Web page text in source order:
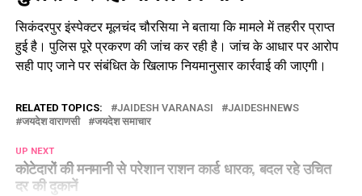
सिकंदरपुर इंस्पेक्टर मूलचंद चौरसिया ने बताया कि मामले में तहरीर प्राप्त
हुई है। पुलिस पूरे प्रकरण की जांच कर रही है। जांच के आधार पर आरोप
सही पाए जाने पर संबंधित के खिलाफ नियमानुसार कार्रवाई की जाएगी।
RELATED TOPICS: JAIDESH VARANASI
JAIDESHNEWS
जयदेश वाराणसी
जयदेश समाचार
UP NEXT
कोटेदारों की मनमानी से परेशान राशन कार्ड धारक, बदल रहे उचित
दर की दुकानें